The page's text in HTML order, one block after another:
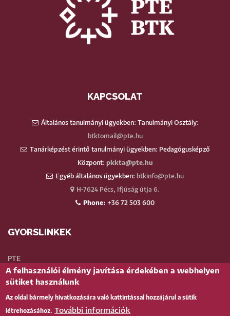
KAPCSOLAT
Általános tanulmányi ügyekben: Tanulmányi Osztály:
btktomail@pte.hu
Tanárképzést érintő tanulmányi ügyekben: Pedagógusképző
Központ: pkkta@pte.hu
Egyéb általános ügyekben: btkinfo@pte.hu
H-7624 Pécs, Ifjúság útja 6.
Phone: +36 72 503 600
GYORSLINKEK
PTE
Neptun
Webmail
Telefonkönyv
Teams
A felhasználói élmény javítása érdekében a webhelyen
sütiket használunk
Az oldal bármely hivatkozására való kattintással hozzájárul a sütik
létrehozásához. További információk